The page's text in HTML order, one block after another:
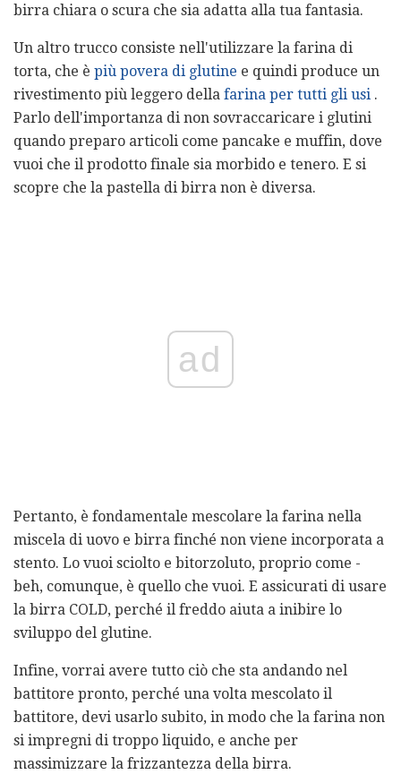
birra chiara o scura che sia adatta alla tua fantasia.
Un altro trucco consiste nell'utilizzare la farina di
torta, che è più povera di glutine e quindi produce un
rivestimento più leggero della farina per tutti gli usi .
Parlo dell'importanza di non sovraccaricare i glutini
quando preparo articoli come pancake e muffin, dove
vuoi che il prodotto finale sia morbido e tenero. E si
scopre che la pastella di birra non è diversa.
ad
Pertanto, è fondamentale mescolare la farina nella
miscela di uovo e birra finché non viene incorporata a
stento. Lo vuoi sciolto e bitorzoluto, proprio come -
beh, comunque, è quello che vuoi. E assicurati di usare
la birra COLD, perché il freddo aiuta a inibire lo
sviluppo del glutine.
Infine, vorrai avere tutto ciò che sta andando nel
battitore pronto, perché una volta mescolato il
battitore, devi usarlo subito, in modo che la farina non
si impregni di troppo liquido, e anche per
massimizzare la frizzantezza della birra.